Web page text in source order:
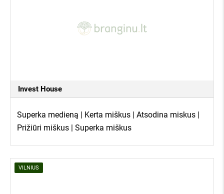
Invest House
Superka medieną | Kerta miškus | Atsodina miskus |
Prižiūri miškus | Superka miškus
VILNIUS